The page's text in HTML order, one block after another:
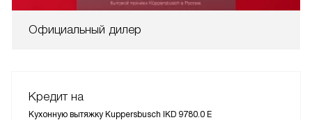
Официальный дилер
Кредит на
Кухонную вытяжку Kuppersbusch IKD 9780.0 E